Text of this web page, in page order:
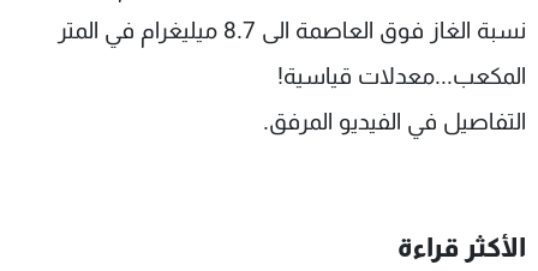
نسبة الغاز فوق العاصمة الى 8.7 ميليغرام في المتر
المكعب...معدلات قياسية!
التفاصيل في الفيديو المرفق.
الأكثر قراءة
الترددات
عن MTV
وظائف